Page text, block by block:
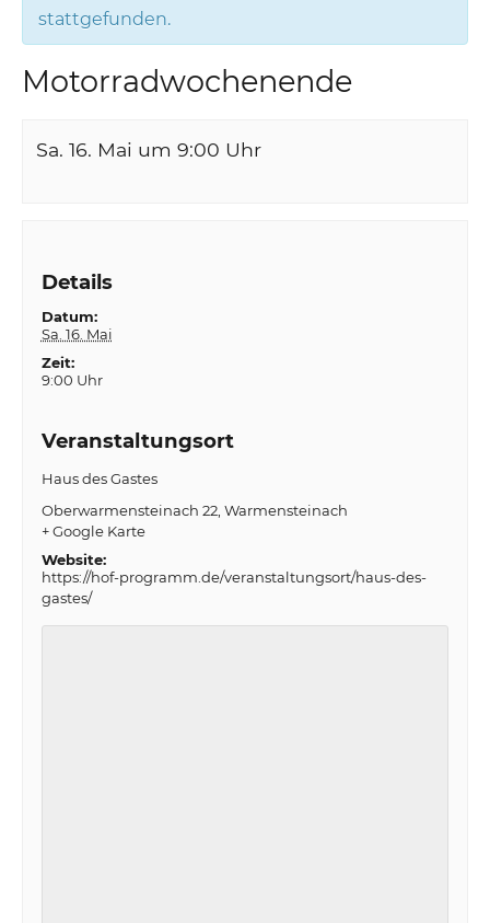
stattgefunden.
Motorradwochenende
Sa. 16. Mai um 9:00 Uhr
Details
Datum:
Sa. 16. Mai
Zeit:
9:00 Uhr
Veranstaltungsort
Haus des Gastes
Oberwarmensteinach 22 Warmensteinach
+ Google Karte
Website:
https://hof-programm.de/veranstaltungsort/haus-des-
gastes/